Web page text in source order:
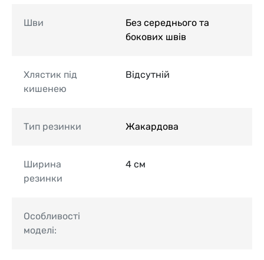
Шви
Без середнього та
бокових швів
Хлястик під
кишенею
Відсутній
Тип резинки Жакардова
Ширина
резинки
4 см
Особливості
моделі: